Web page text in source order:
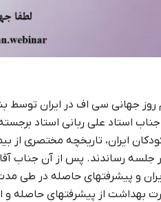
جناب استاد علی ربانی استاد
ایران، تاریخچه مختصری از
جلسه رساندند. پس از آن جناب
و پیشرفتهای حاصله در طی مدت
بهداشت از پیشرفتهای حاصله